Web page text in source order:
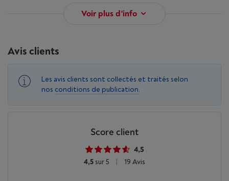
Voir plus d'info
Avis clients
Les avis clients sont collectés et traités selon
nos conditions de publication.
Score client
4,5
4,5 sur 5 19 Avis